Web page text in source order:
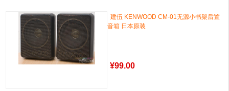
建伍 KENWOOD CM-01无源小书架后置
音箱 日本原装
¥99.00